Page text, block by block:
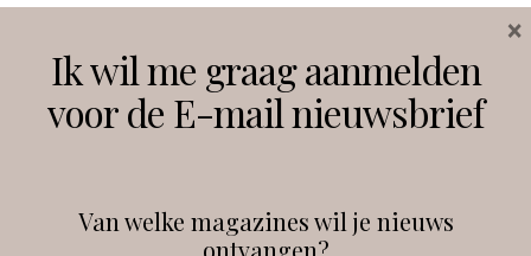
Instagram Facebook
Ik wil me graag aanmelden
voor de E-mail nieuwsbrief
Van welke magazines wil je nieuws
ontvangen?
×